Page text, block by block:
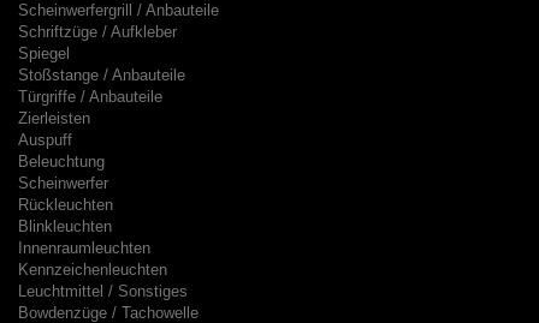
Scheinwerfergrill / Anbauteile
Schriftzüge / Aufkleber
Spiegel
Stoßstange / Anbauteile
Türgriffe / Anbauteile
Zierleisten
Auspuff
Beleuchtung
Scheinwerfer
Rückleuchten
Blinkleuchten
Innenraumleuchten
Kennzeichenleuchten
Leuchtmittel / Sonstiges
Bowdenzüge / Tachowelle